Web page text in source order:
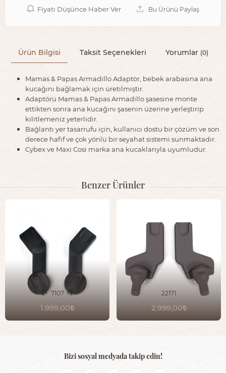
Fiyatı Düşünce Haber Ver Bu Ürünü Paylaş
Ürün Bilgisi Taksit Seçenekleri Yorumlar (0)
Mamas & Papas Armadillo Adaptör, bebek arabasına ana
kucağını bağlamak için üretilmiştir.
Adaptörü Mamas & Papas Armadillo şasesine monte
ettikten sonra ana kucağını şasenin üzerine yerleştirip
kilitlemeniz yeterlidir.
Bağlantı yer tasarrufu için, kullanıcı dostu bir çözüm ve son
derece hafif ve çok yönlü bir seyahat sistemi sunmaktadır.
Cybex ve Maxi Cosi marka ana kucaklarıyla uyumludur.
Benzer Ürünler
7107
1.999,00
22171
2.999,00
Bizi sosyal medyada takip edin!